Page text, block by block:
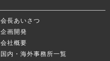
会長あいさつ
企画開発
会社概要
国内・海外事務所一覧